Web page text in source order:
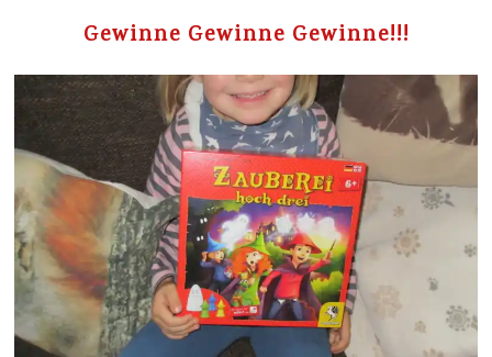
Gewinne Gewinne Gewinne!!!